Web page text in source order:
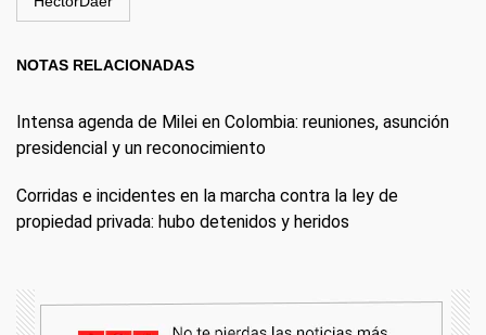
NOTAS RELACIONADAS
Intensa agenda de Milei en Colombia: reuniones, asunción
presidencial y un reconocimiento
Corridas e incidentes en la marcha contra la ley de
propiedad privada: hubo detenidos y heridos